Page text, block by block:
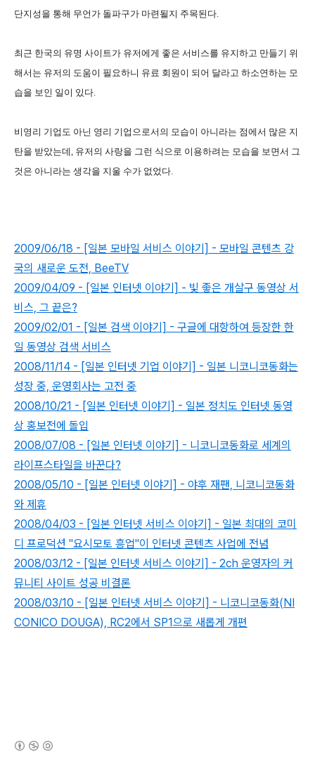
단지성을 통해 무언가 돌파구가 마련될지 주목된다.
최근 한국의 유명 사이트가 유저에게 좋은 서비스를 유지하고 만들기 위
해서는 유저의 도움이 필요하니 유료 회원이 되어 달라고 하소연하는 모
습을 보인 일이 있다.
비영리 기업도 아닌 영리 기업으로서의 모습이 아니라는 점에서 많은 지
탄을 받았는데, 유저의 사랑을 그런 식으로 이용하려는 모습을 보면서 그
것은 아니라는 생각을 지울 수가 없었다.
2009/06/18 - [일본 모바일 서비스 이야기] - 모바일 콘텐츠 강
국의 새로운 도전, BeeTV
2009/04/09 - [일본 인터넷 이야기] - 빛 좋은 개살구 동영상 서
비스, 그 끝은?
2009/02/01 - [일본 검색 이야기] - 구글에 대항하여 등장한 한
일 동영상 검색 서비스
2008/11/14 - [일본 인터넷 기업 이야기] - 일본 니코니코동화는
성장 중, 운영회사는 고전 중
2008/10/21 - [일본 인터넷 이야기] - 일본 정치도 인터넷 동영
상 홍보전에 돌입
2008/07/08 - [일본 인터넷 이야기] - 니코니코동화로 세계의
라이프스타일을 바꾼다?
2008/05/10 - [일본 인터넷 이야기] - 야후 재팬, 니코니코동화
와 제휴
2008/04/03 - [일본 인터넷 서비스 이야기] - 일본 최대의 코미
디 프로덕션 "요시모토 흥업"이 인터넷 콘텐츠 사업에 전념
2008/03/12 - [일본 인터넷 서비스 이야기] - 2ch 운영자의 커
뮤니티 사이트 성공 비결론
2008/03/10 - [일본 인터넷 서비스 이야기] - 니코니코동화(NI
CONICO DOUGA), RC2에서 SP1으로 새롭게 개편